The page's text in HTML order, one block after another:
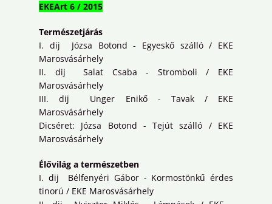
EKEArt 6 / 2015
Természetjárás
I. dij Józsa Botond - Egyeskő szálló / EKE
Marosvásárhely
II. dij Salat Csaba - Stromboli / EKE
Marosvásárhely
III. dij Unger Enikő - Tavak / EKE
Marosvásárhely
Dicséret: Józsa Botond - Tejút szálló / EKE
Marosvásárhely
Élővilág a természetben
I. dij Bélfenyéri Gábor - Kormostönkű érdes
tinorú / EKE Marosvásárhely